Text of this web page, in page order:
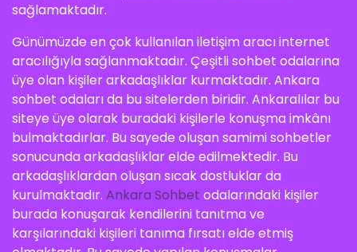
sağlamaktadır.
Günümüzde en çok kullanılan iletişim aracı internet
aracılığıyla sağlanmaktadır. Çeşitli sohbet odalarına
üye olan kişiler arkadaşlıklar kurmaktadır. Ankara
sohbet odaları da bu sitelerden biridir. Ankaralılar bu
siteye üye olarak buradaki kişilerle konuşma imkânı
bulmaktadırlar. Bu sayede oluşan samimi sohbetler
sonucunda arkadaşlıklar elde edilmektedir. Bu
arkadaşlıklardan oluşan sıcak dostluklar da
kurulmaktadır. Ankara Sohbet odalarındaki kişiler
burada konuşarak kendilerini tanıtma ve
karşılarındaki kişileri tanıma fırsatı elde etmiş